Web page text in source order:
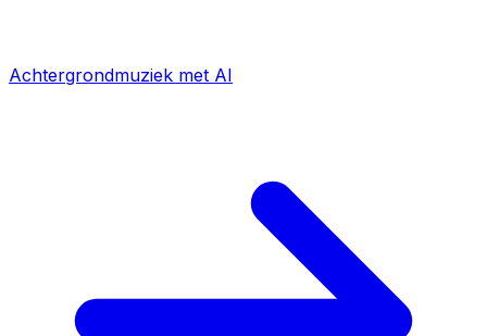
Achtergrondmuziek met AI